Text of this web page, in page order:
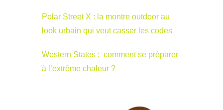
Polar Street X : la montre outdoor au
look urbain qui veut casser les codes
Western States : comment se préparer
à l’extrême chaleur ?